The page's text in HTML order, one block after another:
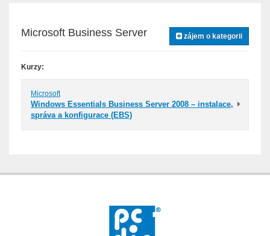
zájem o kategorii
Microsoft Business Server
Kurzy:
Microsoft
Windows Essentials Business Server 2008 – instalace,
správa a konfigurace (EBS)